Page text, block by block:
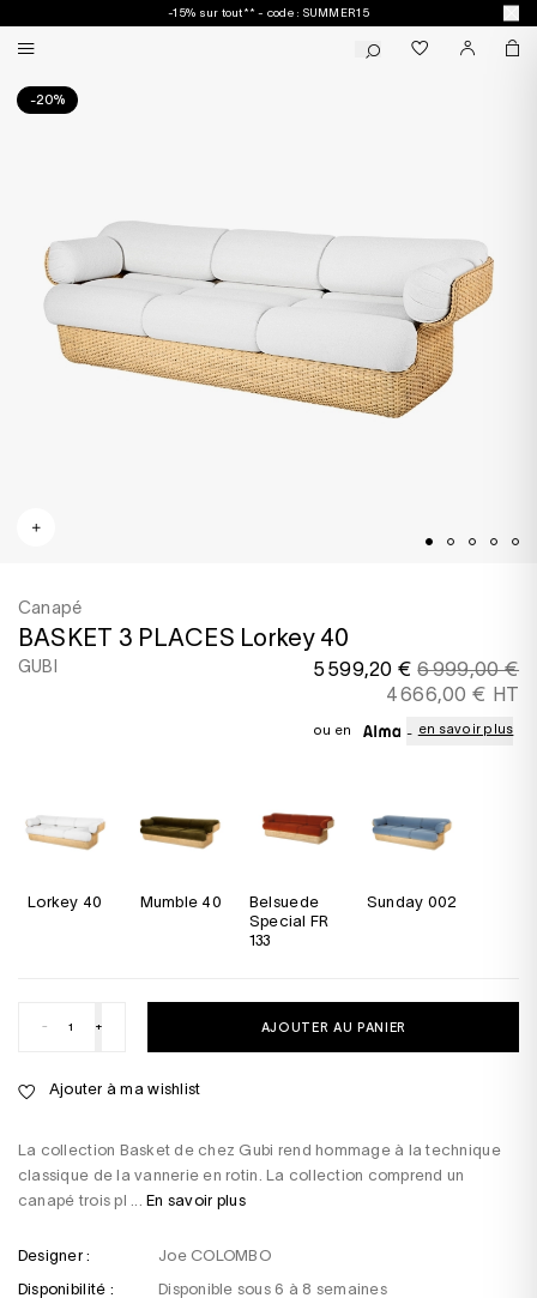
-15% sur tout** - code : SUMMER15
-20%
Canapé
BASKET 3 PLACES Lorkey 40
GUBI 5 599,20 €6 999,00 €
4 666,00 € HT
ou en en savoir plus
La collection Basket de chez Gubi rend hommage à la technique
classique de la vannerie en rotin. La collection comprend un
canapé trois pl ...En savoir plus
Lorkey 40 Mumble 40
Belsuede
Special FR
133
Sunday 002
Designer :
Joe COLOMBO
Disponibilité :
Disponible sous 6 à 8 semaines
- + AJOUTER AU PANIER
Ajouter à ma wishlist